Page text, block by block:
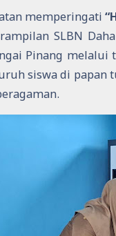
memperingati
SLBN
Pinang
siswa di papan